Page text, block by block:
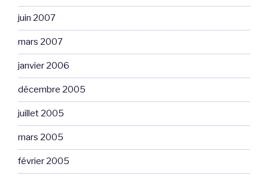
juin 2007
mars 2007
janvier 2006
décembre 2005
juillet 2005
mars 2005
février 2005